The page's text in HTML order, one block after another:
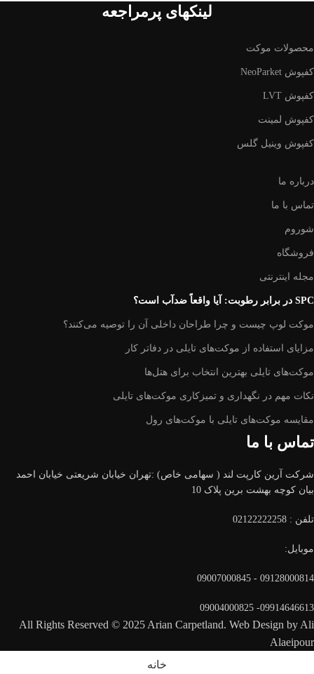
لینکهای پرمراجعه
محصولات موکت
کفپوش NeoParket
کفپوش LVT
کفپوش لمینت
کفپوش وینیل گلس
درباره ما
تماس با ما
شوروم
فروشگاه
مجله اینترنتی
SPC در برابر رطوبت: آیا واقعاً ضد‌آب است؟
موکت لوپ چیست و چرا طراحان داخلی آن را توصیه می‌کنند؟
مزایای استفاده از موکت‌های تایلی در دفاتر کار
موکت‌های تایلی بهترین انتخاب برای هتل‌ها
نکات مهم در نگهداری و تمیزکاری موکت‌های تایلی
مقایسه موکت‌های تایلی با موکت‌های رول
تماس با ما
شرکت آرین کارپت لند ( سهامی خاص) :تهران خیابان شریعتی خیابان احمد
بیان کوچه بهشت برین پلاک 10
تلفن : 02122222258
موبایل:
09128000814 - 09007000845
09914646613- 09004000825
All Rights Reserved © 2025 Arian Carpetland. Web Design by Ali
Alaeipour
خانه